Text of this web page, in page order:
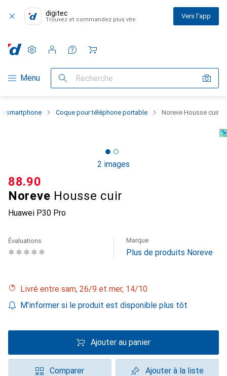
digitec
Trouvez et commandez plus vite Vers l'app
Navigation par catégorie
Menu Recherche
Paramètres
Compte client
Listes de comparaison
Listes d'envies
Panier
smartphone Coque pour téléphone portable Noreve Housse cuir
2 images
Noreve Housse cuir
Huawei P30 Pro
CHF
88.90
Évaluations Marque
Plus de produits Noreve
Livré entre sam, 26/9 et mer, 14/10
M'informer si le produit est disponible plus tôt
Ajouter au panier
Comparer Ajouter à la liste